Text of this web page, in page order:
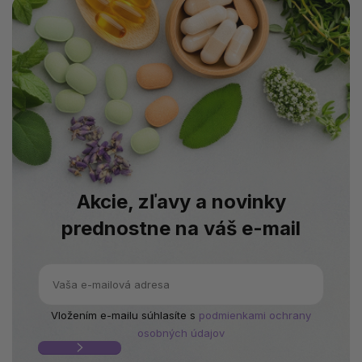
Akcie, zľavy a novinky
prednostne na váš e-mail
Vložením e-mailu súhlasíte s podmienkami ochrany
osobných údajov